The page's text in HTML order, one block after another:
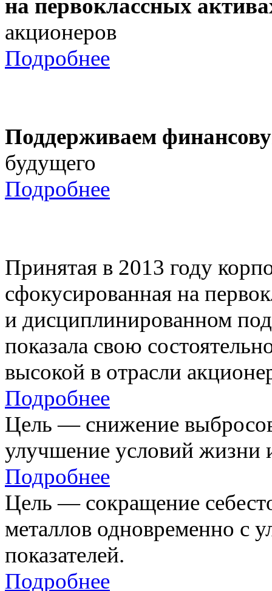
на первоклассных
акционеров
Подробнее
Поддерживаем
будущего
Подробнее
Принятая в 2013 году
сфокусированная на
и дисциплинированном
показала свою
высокой в отрасли
Подробнее
Цель — снижение
улучшение условий жизни
Подробнее
Цель — сокращение
металлов одновременно с
показателей.
Подробнее